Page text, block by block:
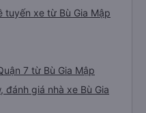
xe từ Bù Gia Mập
7 từ Bù Gia Mập
đánh giá nhà xe Bù Gia